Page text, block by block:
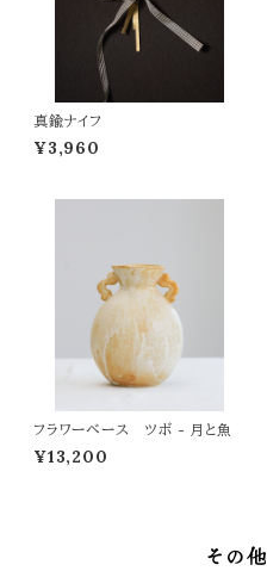
真鍮ナイフ
¥3,960
フラワーベース ツボ - 月と魚
¥13,200
その